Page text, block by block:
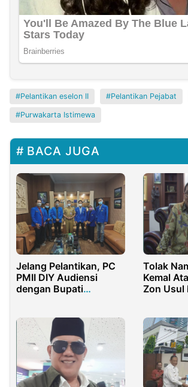
Pelantikan eselon II Pelantikan Pejabat
Purwakarta Istimewa
BACA JUGA
Jelang Pelantikan, PC
PMII DIY Audiensi
dengan Bupati
Tolak
Kemal
Zon Usul